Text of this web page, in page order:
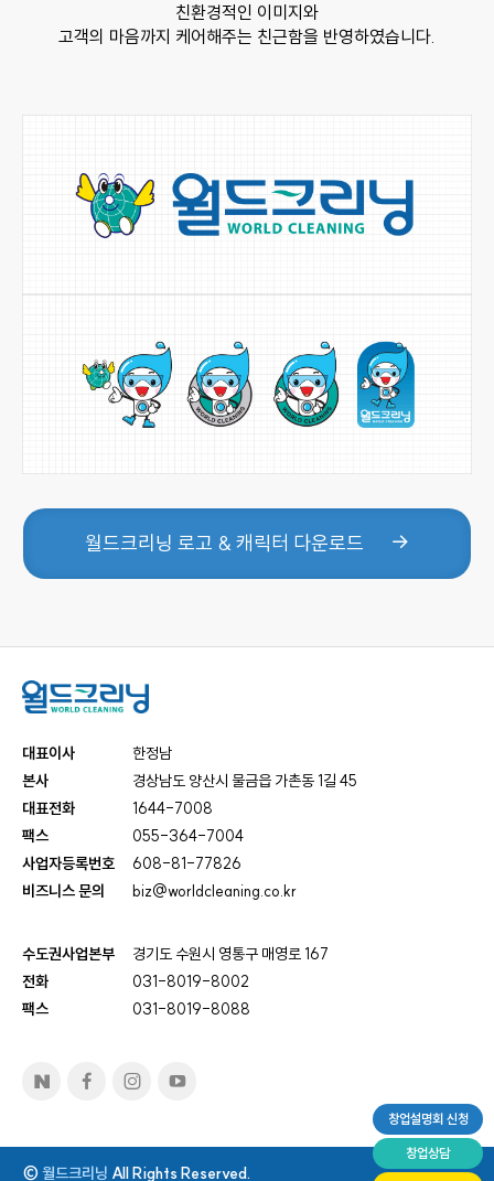
창업설명회 신청
창업상담
친환경적인 이미지와
고객의 마음까지 케어해주는 친근함을 반영하였습니다.
월드크리닝 로고 & 캐릭터 다운로드
대표이사
한정남
본사
경상남도 양산시 물금읍 가촌동 1길 45
대표전화
1644-7008
팩스
055-364-7004
사업자등록번호
608-81-77826
비즈니스 문의
biz@worldcleaning.co.kr
수도권사업본부
경기도 수원시 영통구 매영로 167
전화
031-8019-8002
팩스
031-8019-8088
©월드크리닝 All Rights Reserved.